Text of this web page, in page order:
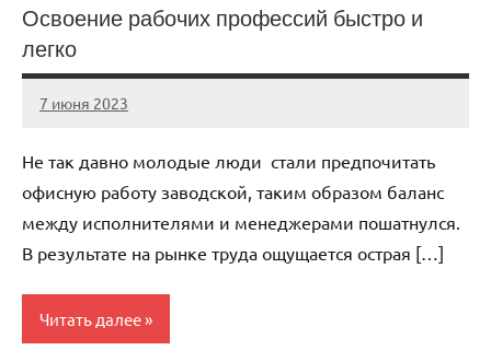
Освоение рабочих профессий быстро и
легко
7 июня 2023
praktik_4way
Нет
Не так давно молодые люди стали предпочитать
офисную работу заводской, таким образом баланс
между исполнителями и менеджерами пошатнулся.
В результате на рынке труда ощущается острая […]
Читать далее